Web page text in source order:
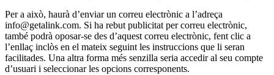
Per a això, haurà d’enviar un correu electrònic a l’adreça
info@getalink.com. Si ha rebut publicitat per correu electrònic,
també podrà oposar-se des d’aquest correu electrònic, fent clic a
l’enllaç inclòs en el mateix seguint les instruccions que li seran
facilitades. Una altra forma més senzilla seria accedir al seu compte
d’usuari i seleccionar les opcions corresponents.